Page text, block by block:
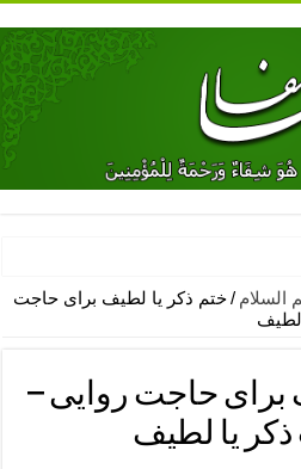
– دعای جلب محبت شوهر
– ذکرهای روزی‌ بخش
– دعای یا من اظهر الجمیل برای
آن ها – ذکر مخصوص مستجاب الدعوه
– دعای ترس و بی خوابی کودکان
السلام /ختم ذکر یا لطیف برای حاجت
لطیف
برای حاجت روایی –
یا لطیف